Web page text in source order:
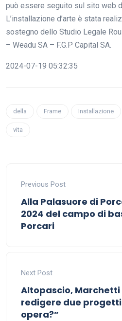
può essere seguito sul sito web
L’installazione d’arte è stata
sostegno dello Studio Legale
– Weadu SA – F.G.P Capital SA.
2024-07-19 05:32:35
della Frame Installazione
vita
Previous Post
Alla Palasuore di
2024 del campo di
Porcari
Next Post
Altopascio, Marchetti
redigere due
opera?”